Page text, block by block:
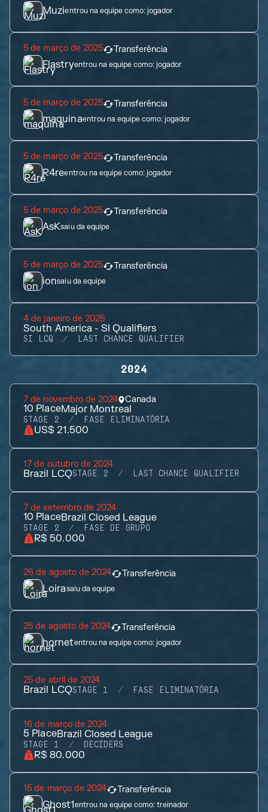
Muzientrou na equipe como:jogador
5 de março de 2025 Transferência
Flastryentrou na equipe como:jogador
5 de março de 2025 Transferência
maquinaentrou na equipe como:jogador
5 de março de 2025 Transferência
R4reentrou na equipe como:jogador
5 de março de 2025 Transferência
AsKsaiu da equipe
5 de março de 2025 Transferência
ionsaiu da equipe
4 de janeiro de 2025
South America - SI Qualifiers
SI LCQ LAST CHANCE QUALIFIER
2024
7 de novembro de 2024 Canada
10 PlaceMajor Montreal
STAGE 2 FASE ELIMINATÓRIA
US$ 21.500
17 de outubro de 2024
Brazil LCQSTAGE 2 LAST CHANCE QUALIFIER
7 de setembro de 2024
10 PlaceBrazil Closed League
STAGE 2 FASE DE GRUPO
R$ 50.000
26 de agosto de 2024 Transferência
Loirasaiu da equipe
25 de agosto de 2024 Transferência
hornetentrou na equipe como:jogador
25 de abril de 2024
Brazil LCQSTAGE 1 FASE ELIMINATÓRIA
16 de março de 2024
5 PlaceBrazil Closed League
STAGE 1 DECIDERS
R$ 80.000
15 de março de 2024 Transferência
Ghost1entrou na equipe como:treinador